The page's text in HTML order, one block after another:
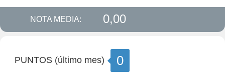
NOTA MEDIA: 0,00
PUNTOS (último mes) 0